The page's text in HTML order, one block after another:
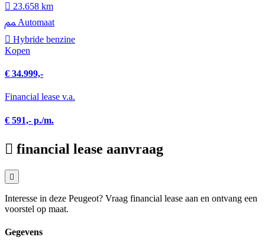
23.658 km
Automaat
Hybride benzine
Kopen
€ 34.999,-
Financial lease v.a.
€ 591,- p./m.
financial lease aanvraag
Interesse in deze Peugeot? Vraag financial lease aan en ontvang een
voorstel op maat.
Gegevens